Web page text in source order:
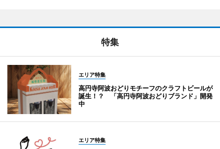
特集
エリア特集
高円寺阿波おどりモチーフのクラフトビールが
誕生！？ 「高円寺阿波おどりブランド」開発
中
エリア特集